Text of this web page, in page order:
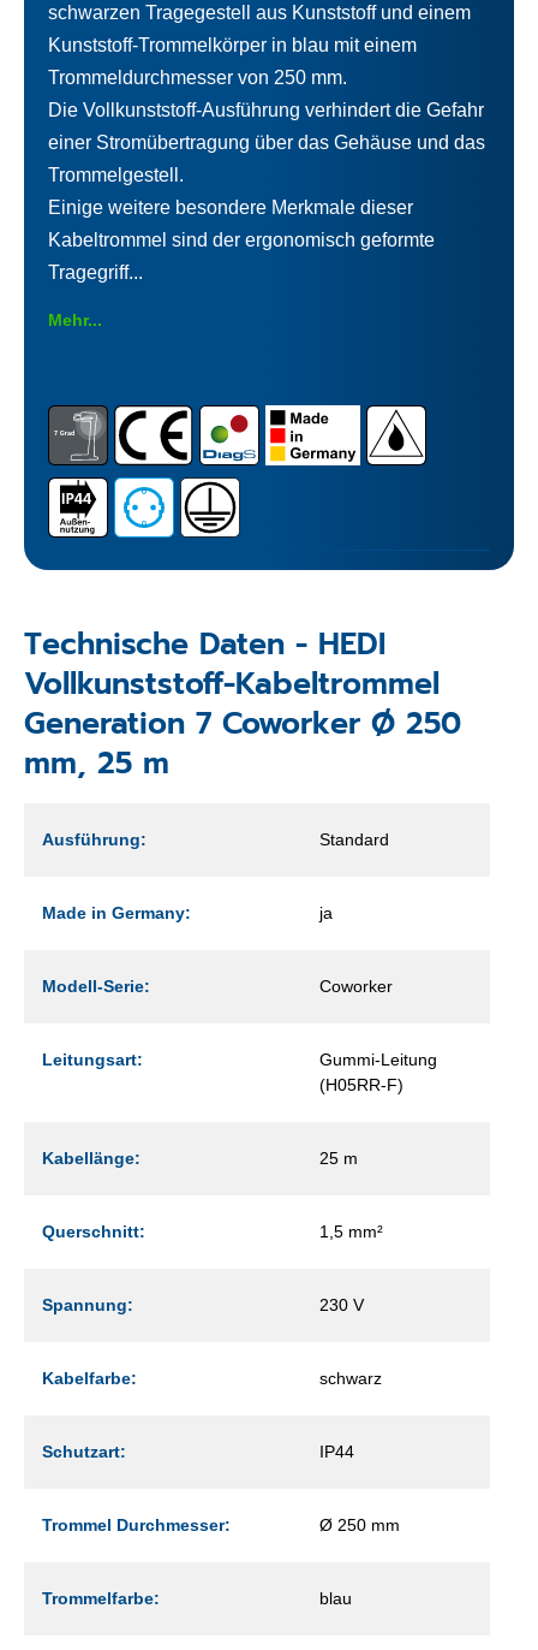
schwarzen Tragegestell aus Kunststoff und einem
Kunststoff-Trommelkörper in blau mit einem
Trommeldurchmesser von 250 mm.
Die Vollkunststoff-Ausführung verhindert die Gefahr
einer Stromübertragung über das Gehäuse und das
Trommelgestell.
Einige weitere besondere Merkmale dieser
Kabeltrommel sind der ergonomisch geformte
Tragegriff...
Mehr...
Technische Daten - HEDI
Vollkunststoff-Kabeltrommel
Generation 7 Coworker Ø 250
mm, 25 m
Ausführung: Standard
Made in Germany: ja
Modell-Serie: Coworker
Leitungsart:
Gummi-Leitung
(H05RR-F)
Kabellänge: 25 m
Querschnitt: 1,5 mm²
Spannung: 230 V
Kabelfarbe: schwarz
Schutzart: IP44
Trommel Durchmesser: Ø 250 mm
Trommelfarbe: blau